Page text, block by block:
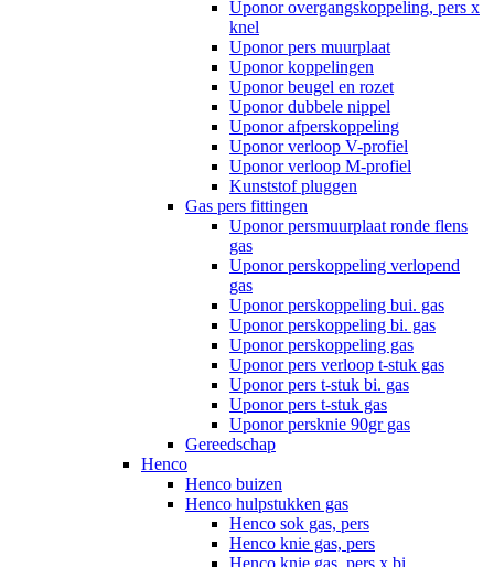
Uponor overgangskoppeling, pers x
knel
Uponor pers muurplaat
Uponor koppelingen
Uponor beugel en rozet
Uponor dubbele nippel
Uponor afperskoppeling
Uponor verloop V-profiel
Uponor verloop M-profiel
Kunststof pluggen
Gas pers fittingen
Uponor persmuurplaat ronde flens
gas
Uponor perskoppeling verlopend
gas
Uponor perskoppeling bui. gas
Uponor perskoppeling bi. gas
Uponor perskoppeling gas
Uponor pers verloop t-stuk gas
Uponor pers t-stuk bi. gas
Uponor pers t-stuk gas
Uponor persknie 90gr gas
Gereedschap
Henco
Henco buizen
Henco hulpstukken gas
Henco sok gas, pers
Henco knie gas, pers
Henco knie gas, pers x bi.